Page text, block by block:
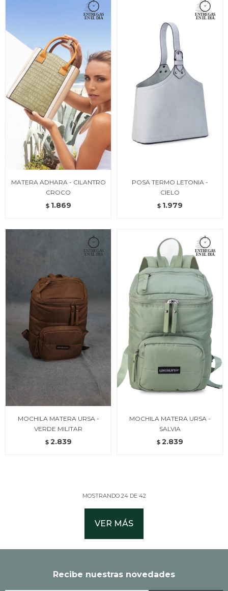
MATERA ADHARA - CILANTRO
CROCO
$ 1.869
POSA TERMO LETONIA -
CIELO
$ 1.979
MOCHILA MATERA URSA -
VERDE MILITAR
$ 2.839
MOCHILA MATERA URSA -
SALVIA
$ 2.839
MOSTRANDO 24DE 42
VER MÁS
Recibe nuestras novedades